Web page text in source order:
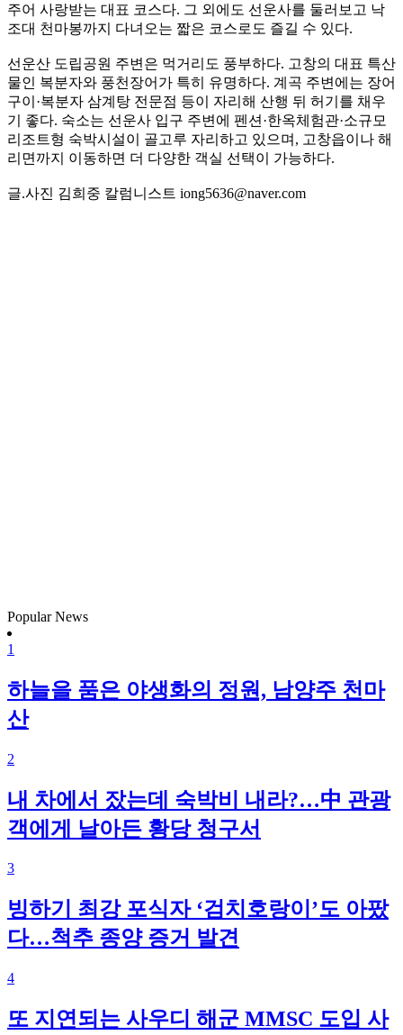
주어 사랑받는 대표 코스다. 그 외에도 선운사를 둘러보고 낙
조대 천마봉까지 다녀오는 짧은 코스로도 즐길 수 있다.
선운산 도립공원 주변은 먹거리도 풍부하다. 고창의 대표 특산
물인 복분자와 풍천장어가 특히 유명하다. 계곡 주변에는 장어
구이·복분자 삼계탕 전문점 등이 자리해 산행 뒤 허기를 채우
기 좋다. 숙소는 선운사 입구 주변에 펜션·한옥체험관·소규모
리조트형 숙박시설이 골고루 자리하고 있으며, 고창읍이나 해
리면까지 이동하면 더 다양한 객실 선택이 가능하다.
글.사진 김희중 칼럼니스트 iong5636@naver.com
Popular News
1
하늘을 품은 야생화의 정원, 남양주 천마
산
2
내 차에서 잤는데 숙박비 내라?…中 관광
객에게 날아든 황당 청구서
3
빙하기 최강 포식자 ‘검치호랑이’도 아팠
다…척추 종양 증거 발견
4
또 지연되는 사우디 해군 MMSC 도입 사